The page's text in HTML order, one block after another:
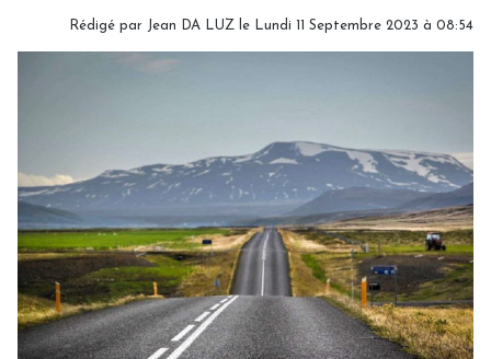
Rédigé par Jean DA LUZ le Lundi 11 Septembre 2023 à 08:54